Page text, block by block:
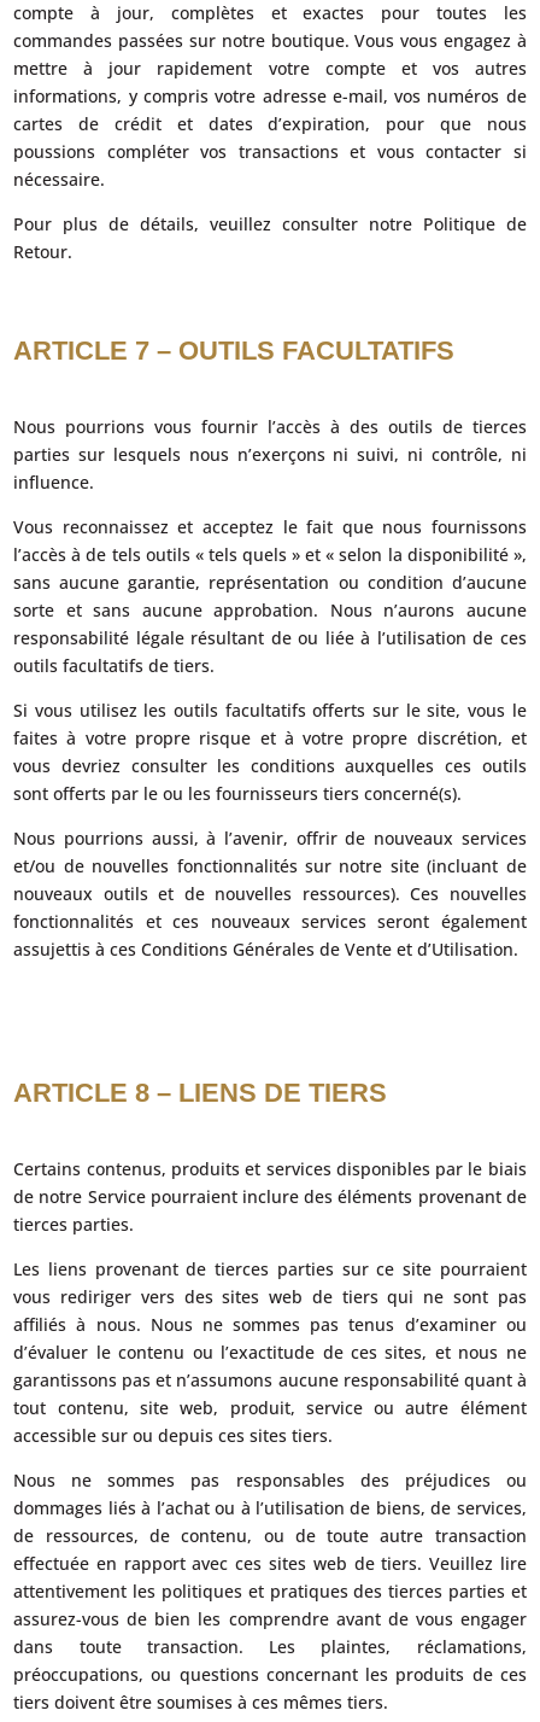
compte à jour, complètes et exactes pour toutes les
commandes passées sur notre boutique. Vous vous engagez à
mettre à jour rapidement votre compte et vos autres
informations, y compris votre adresse e-mail, vos numéros de
cartes de crédit et dates d’expiration, pour que nous
poussions compléter vos transactions et vous contacter si
nécessaire.
Pour plus de détails, veuillez consulter notre Politique de
Retour.
ARTICLE 7 – OUTILS FACULTATIFS
Nous pourrions vous fournir l’accès à des outils de tierces
parties sur lesquels nous n’exerçons ni suivi, ni contrôle, ni
influence.
Vous reconnaissez et acceptez le fait que nous fournissons
l’accès à de tels outils « tels quels » et « selon la disponibilité »,
sans aucune garantie, représentation ou condition d’aucune
sorte et sans aucune approbation. Nous n’aurons aucune
responsabilité légale résultant de ou liée à l’utilisation de ces
outils facultatifs de tiers.
Si vous utilisez les outils facultatifs offerts sur le site, vous le
faites à votre propre risque et à votre propre discrétion, et
vous devriez consulter les conditions auxquelles ces outils
sont offerts par le ou les fournisseurs tiers concerné(s).
Nous pourrions aussi, à l’avenir, offrir de nouveaux services
et/ou de nouvelles fonctionnalités sur notre site (incluant de
nouveaux outils et de nouvelles ressources). Ces nouvelles
fonctionnalités et ces nouveaux services seront également
assujettis à ces Conditions Générales de Vente et d’Utilisation.
ARTICLE 8 – LIENS DE TIERS
Certains contenus, produits et services disponibles par le biais
de notre Service pourraient inclure des éléments provenant de
tierces parties.
Les liens provenant de tierces parties sur ce site pourraient
vous rediriger vers des sites web de tiers qui ne sont pas
affiliés à nous. Nous ne sommes pas tenus d’examiner ou
d’évaluer le contenu ou l’exactitude de ces sites, et nous ne
garantissons pas et n’assumons aucune responsabilité quant à
tout contenu, site web, produit, service ou autre élément
accessible sur ou depuis ces sites tiers.
Nous ne sommes pas responsables des préjudices ou
dommages liés à l’achat ou à l’utilisation de biens, de services,
de ressources, de contenu, ou de toute autre transaction
effectuée en rapport avec ces sites web de tiers. Veuillez lire
attentivement les politiques et pratiques des tierces parties et
assurez-vous de bien les comprendre avant de vous engager
dans toute transaction. Les plaintes, réclamations,
préoccupations, ou questions concernant les produits de ces
tiers doivent être soumises à ces mêmes tiers.